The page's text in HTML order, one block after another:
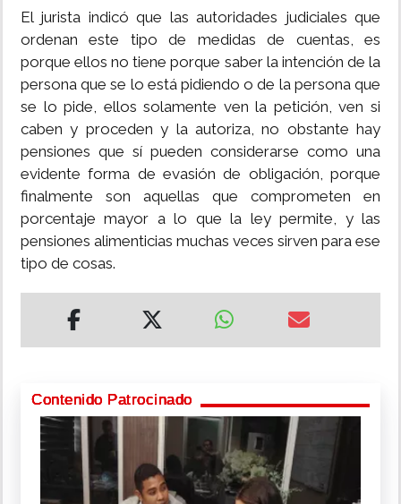
El jurista indicó que las autoridades judiciales que
ordenan este tipo de medidas de cuentas, es
porque ellos no tiene porque saber la intención de la
persona que se lo está pidiendo o de la persona que
se lo pide, ellos solamente ven la petición, ven si
caben y proceden y la autoriza, no obstante hay
pensiones que sí pueden considerarse como una
evidente forma de evasión de obligación, porque
finalmente son aquellas que comprometen en
porcentaje mayor a lo que la ley permite, y las
pensiones alimenticias muchas veces sirven para ese
tipo de cosas.
Contenido Patrocinado